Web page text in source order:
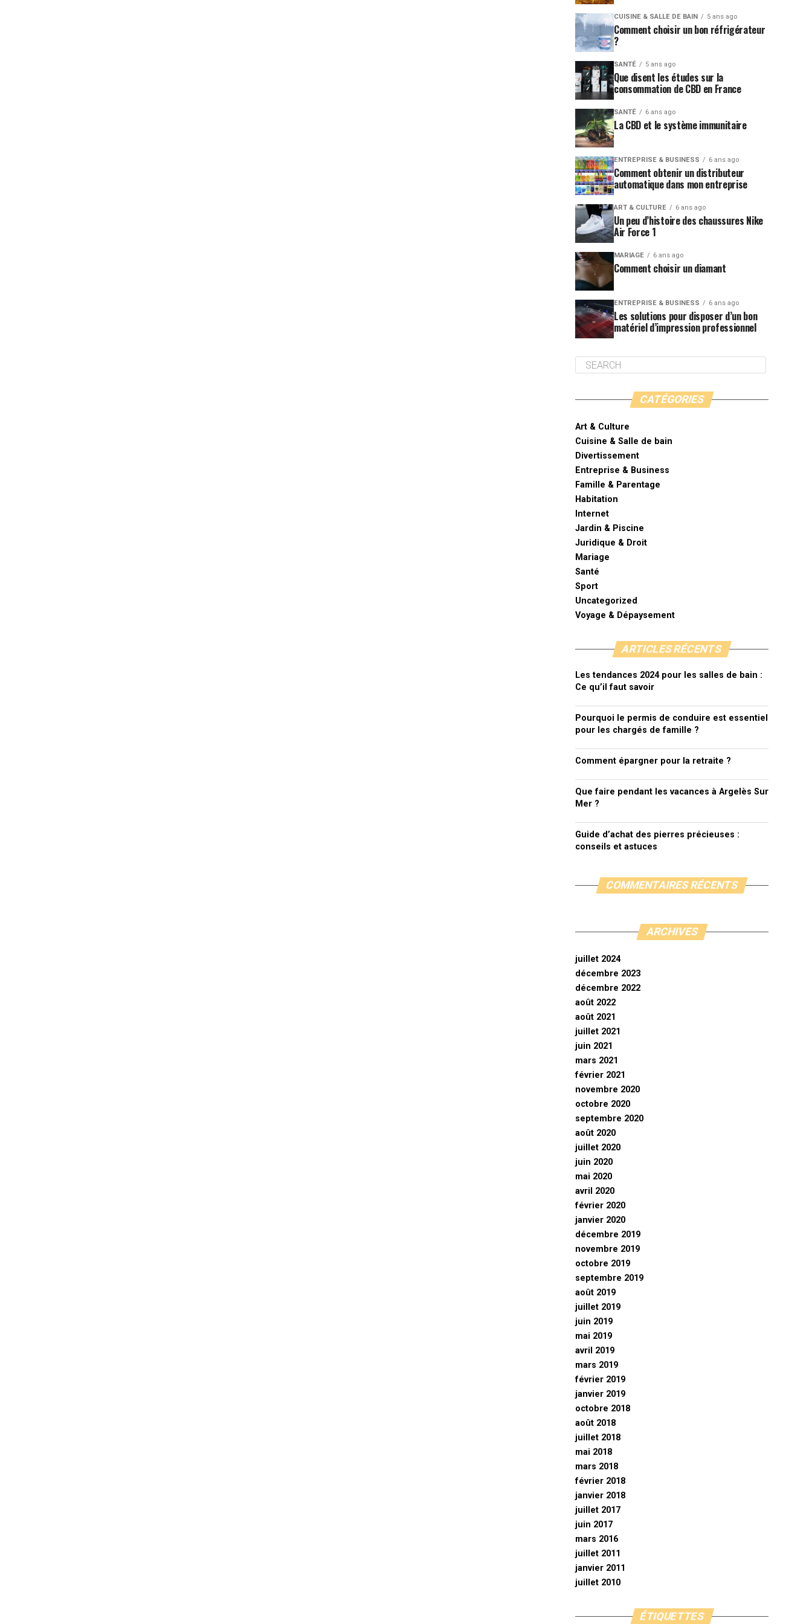
CUISINE & SALLE DE BAIN 5 ans ago
Comment choisir un bon réfrigérateur
?
SANTÉ 5 ans ago
Que disent les études sur la
consommation de CBD en France
SANTÉ 6 ans ago
La CBD et le système immunitaire
ENTREPRISE & BUSINESS 6 ans ago
Comment obtenir un distributeur
automatique dans mon entreprise
ART & CULTURE 6 ans ago
Un peu d’histoire des chaussures Nike
Air Force 1
MARIAGE 6 ans ago
Comment choisir un diamant
ENTREPRISE & BUSINESS 6 ans ago
Les solutions pour disposer d’un bon
matériel d’impression professionnel
CATÉGORIES
Art & Culture
Cuisine & Salle de bain
Divertissement
Entreprise & Business
Famille & Parentage
Habitation
Internet
Jardin & Piscine
Juridique & Droit
Mariage
Santé
Sport
Uncategorized
Voyage & Dépaysement
ARTICLES RÉCENTS
Les tendances 2024 pour les salles de bain :
Ce qu’il faut savoir
Pourquoi le permis de conduire est essentiel
pour les chargés de famille ?
Comment épargner pour la retraite ?
Que faire pendant les vacances à Argelès Sur
Mer ?
Guide d’achat des pierres précieuses :
conseils et astuces
COMMENTAIRES RÉCENTS
ARCHIVES
juillet 2024
décembre 2023
décembre 2022
août 2022
août 2021
juillet 2021
juin 2021
mars 2021
février 2021
novembre 2020
octobre 2020
septembre 2020
août 2020
juillet 2020
juin 2020
mai 2020
avril 2020
février 2020
janvier 2020
décembre 2019
novembre 2019
octobre 2019
septembre 2019
août 2019
juillet 2019
juin 2019
mai 2019
avril 2019
mars 2019
février 2019
janvier 2019
octobre 2018
août 2018
juillet 2018
mai 2018
mars 2018
février 2018
janvier 2018
juillet 2017
juin 2017
mars 2016
juillet 2011
janvier 2011
juillet 2010
ÉTIQUETTES